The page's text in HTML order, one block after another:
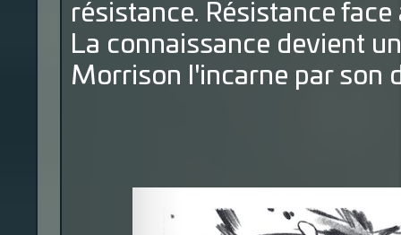
résistance. Résistance
La connaissance devient
Morrison l'incarne par son